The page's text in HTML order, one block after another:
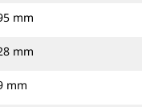
mm
mm
mm